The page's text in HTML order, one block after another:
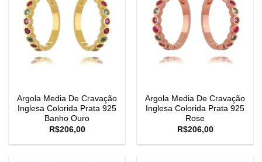
Argola Media De Cravação
Inglesa Colorida Prata 925
Banho Ouro
R$206,00
Argola Media De Cravação
Inglesa Colorida Prata 925
Rose
R$206,00